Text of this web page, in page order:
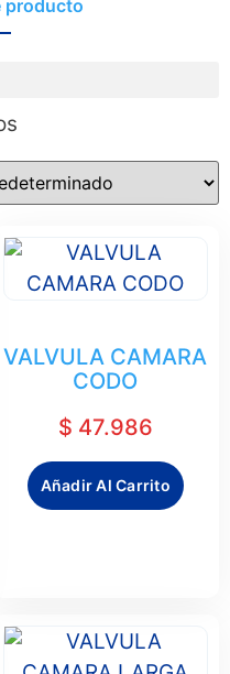
VALVULA CAMARA
CODO
$ 47.986
Añadir Al Carrito
producto